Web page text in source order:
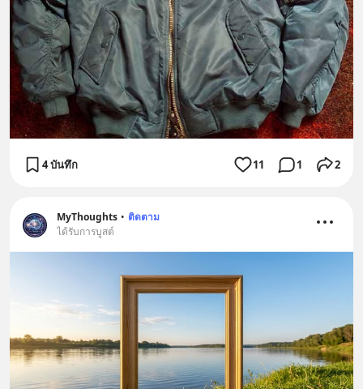
4 บันทึก 11 1 2
MyThoughts • ติดตาม
ได้รับการบูสต์